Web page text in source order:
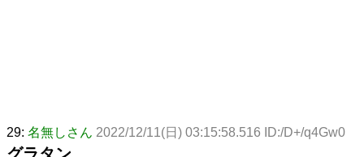
29: 名無しさん 2022/12/11(日) 03:15:58.516 ID:/D+/q4Gw0